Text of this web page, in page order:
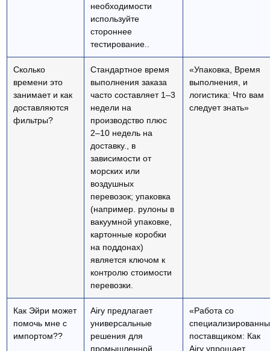
необходимости
используйте
стороннее
тестирование..
Сколько
времени это
занимает и как
доставляются
фильтры?
Стандартное время
выполнения заказа
часто составляет 1–3
недели на
производство плюс
2–10 недель на
доставку., в
зависимости от
морских или
воздушных
перевозок; упаковка
(например. рулоны в
вакуумной упаковке,
картонные коробки
на поддонах)
является ключом к
контролю стоимости
перевозки.
«Упаковка, Время
выполнения, и
логистика: Что вам
следует знать»
Как Эйри может
помочь мне с
импортом??
Airy предлагает
универсальные
решения для
промышленной
«Работа со
поставщиком: Как
Airy упрощает